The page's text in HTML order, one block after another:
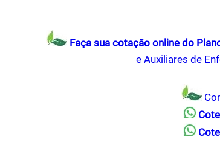
Faça sua cotação online do
e Auxiliares de